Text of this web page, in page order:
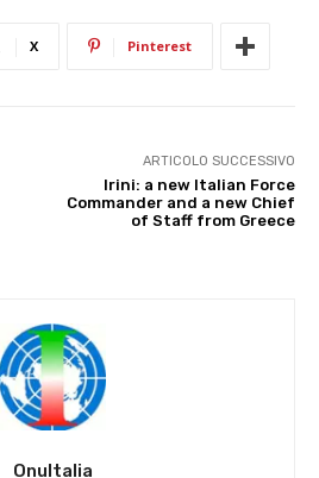
X Pinterest
ARTICOLO SUCCESSIVO
Irini: a new Italian Force
Commander and a new Chief
of Staff from Greece
OnuItalia